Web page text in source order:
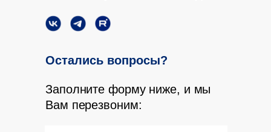
Заполните форму ниже, и мы
Вам перезвоним:
Остались вопросы?